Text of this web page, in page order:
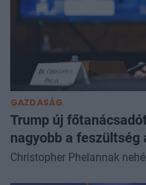
GAZDASÁG
Trump új
nagyobb a feszültség
Christopher Phelannak